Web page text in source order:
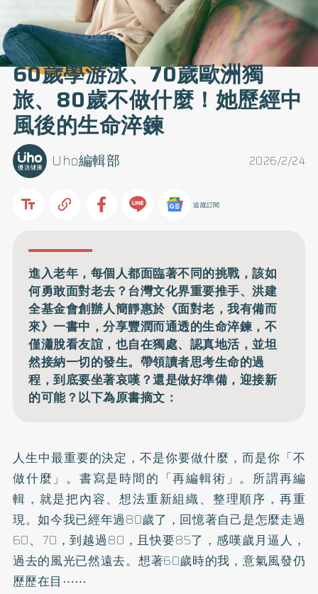
60歲學游泳、70歲歐洲獨
旅、80歲不做什麼！她歷經中
風後的生命淬鍊
2026/2/24
Uho編輯部
追蹤訂閱
進入老年，每個人都面臨著不同的挑戰，該如
何勇敢面對老去？台灣文化界重要推手、洪建
全基金會創辦人簡靜惠於《面對老，我有備而
來》一書中，分享豐潤而通透的生命淬鍊，不
僅瀟脫看友誼，也自在獨處、認真地活，並坦
然接納一切的發生。帶領讀者思考生命的過
程，到底要坐著哀嘆？還是做好準備，迎接新
的可能？以下為原書摘文：
人生中最重要的決定，不是你要做什麼，而是你「不
做什麼」。書寫是時間的「再編輯術」。所謂再編
輯，就是把內容、想法重新組織、整理順序，再重
現。如今我已經年過80歲了，回憶著自己是怎麼走過
60、70，到越過80，且快要85了，感嘆歲月逼人，
過去的風光已然遠去。想著60歲時的我，意氣風發仍
歷歷在目⋯⋯